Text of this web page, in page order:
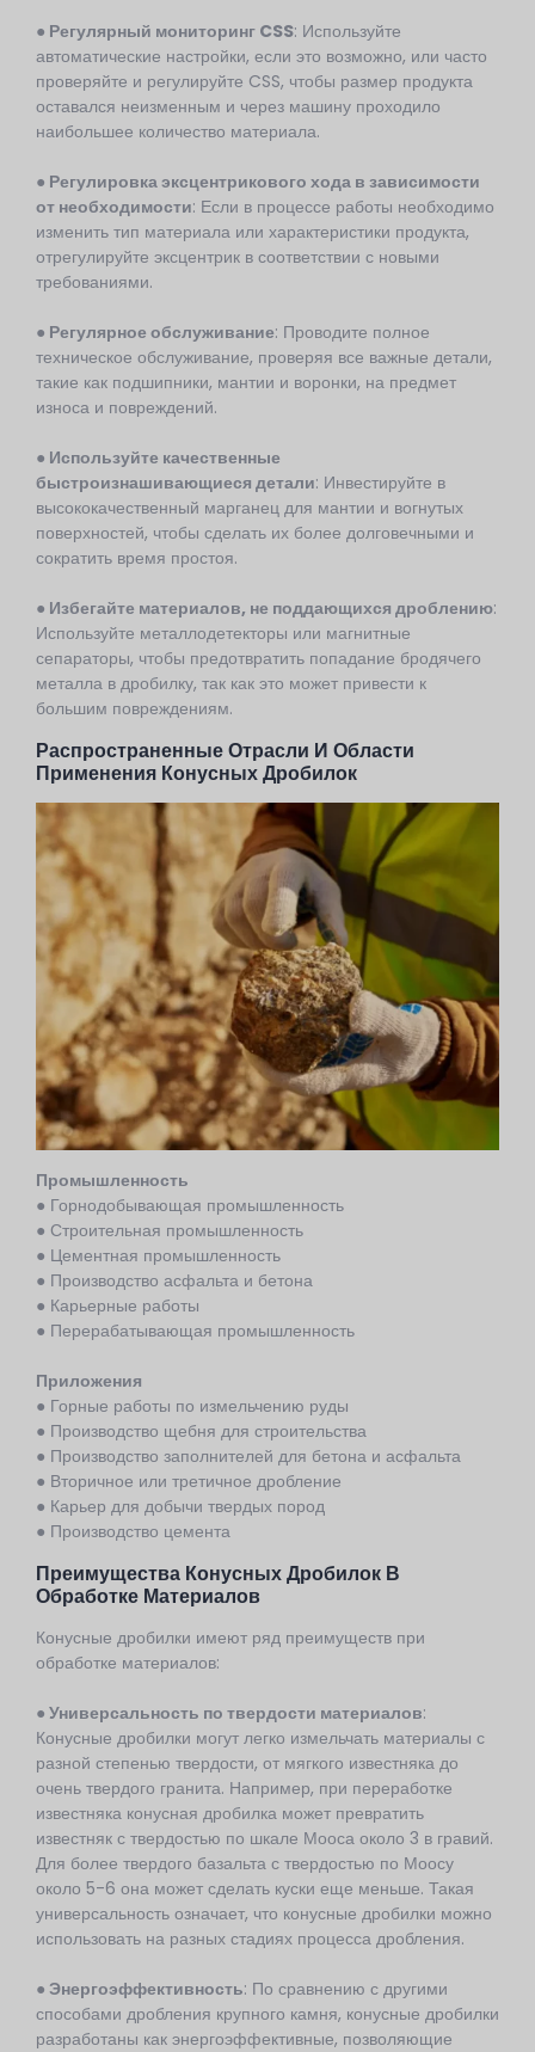
● Регулярный мониторинг CSS: Используйте
автоматические настройки, если это возможно, или часто
проверяйте и регулируйте CSS, чтобы размер продукта
оставался неизменным и через машину проходило
наибольшее количество материала.
● Регулировка эксцентрикового хода в зависимости
от необходимости: Если в процессе работы необходимо
изменить тип материала или характеристики продукта,
отрегулируйте эксцентрик в соответствии с новыми
требованиями.
● Регулярное обслуживание: Проводите полное
техническое обслуживание, проверяя все важные детали,
такие как подшипники, мантии и воронки, на предмет
износа и повреждений.
● Используйте качественные
быстроизнашивающиеся детали: Инвестируйте в
высококачественный марганец для мантии и вогнутых
поверхностей, чтобы сделать их более долговечными и
сократить время простоя.
● Избегайте материалов, не поддающихся дроблению:
Используйте металлодетекторы или магнитные
сепараторы, чтобы предотвратить попадание бродячего
металла в дробилку, так как это может привести к
большим повреждениям.
Распространенные Отрасли И Области
Применения Конусных Дробилок
Промышленность
● Горнодобывающая промышленность
● Строительная промышленность
● Цементная промышленность
● Производство асфальта и бетона
● Карьерные работы
● Перерабатывающая промышленность
Приложения
● Горные работы по измельчению руды
● Производство щебня для строительства
● Производство заполнителей для бетона и асфальта
● Вторичное или третичное дробление
● Карьер для добычи твердых пород
● Производство цемента
Преимущества Конусных Дробилок В
Обработке Материалов
Конусные дробилки имеют ряд преимуществ при
обработке материалов:
● Универсальность по твердости материалов:
Конусные дробилки могут легко измельчать материалы с
разной степенью твердости, от мягкого известняка до
очень твердого гранита. Например, при переработке
известняка конусная дробилка может превратить
известняк с твердостью по шкале Мооса около 3 в гравий.
Для более твердого базальта с твердостью по Моосу
около 5-6 она может сделать куски еще меньше. Такая
универсальность означает, что конусные дробилки можно
использовать на разных стадиях процесса дробления.
● Энергоэффективность: По сравнению с другими
способами дробления крупного камня, конусные дробилки
разработаны как энергоэффективные, позволяющие